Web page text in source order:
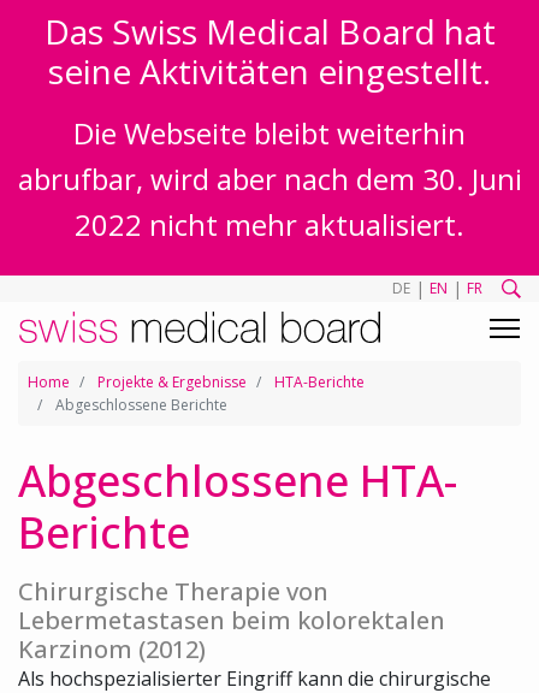
Das Swiss Medical Board hat
seine Aktivitäten eingestellt.
Die Webseite bleibt weiterhin
abrufbar, wird aber nach dem 30. Juni
2022 nicht mehr aktualisiert.
DE | EN | FR
Home Projekte & Ergebnisse
HTA-Berichte
Abgeschlossene Berichte
Abgeschlossene HTA-
Berichte
Chirurgische Therapie von
Lebermetastasen beim kolorektalen
Karzinom (2012)
Als hochspezialisierter Eingriff kann die chirurgische